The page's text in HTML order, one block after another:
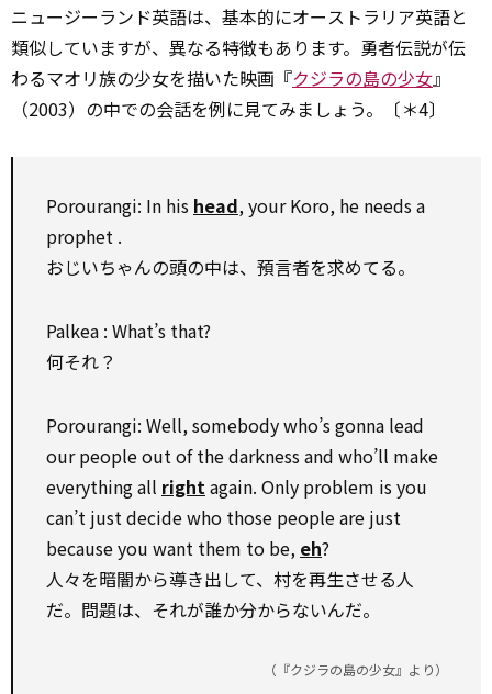
ニュージーランド英語は、基本的にオーストラリア英語と
類似していますが、異なる特徴もあります。勇者伝説が伝
わるマオリ族の少女を描いた映画『クジラの島の少女』
（2003）の中での会話を例に見てみましょう。〔＊4〕
Porourangi: In his head, your Koro, he needs a
prophet .
おじいちゃんの頭の中は、預言者を求めてる。
Palkea : What’s that?
何それ？
Porourangi: Well, somebody who’s gonna lead
our people out of the darkness and who’ll make
everything all right again. Only problem is you
can’t just decide who those people are just
because you want them to be, eh?
人々を暗闇から導き出して、村を再生させる人
だ。問題は、それが誰か分からないんだ。
（『クジラの島の少女』より）